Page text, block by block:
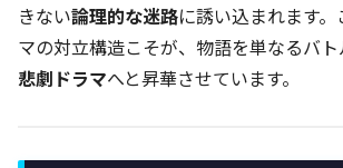
きない論理的な迷路に誘い込まれます
マの対立構造こそが、物語を単なるバ
悲劇ドラマへと昇華させています。